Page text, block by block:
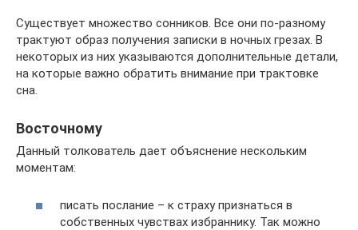
Существует множество сонников. Все они по-разному
трактуют образ получения записки в ночных грезах. В
некоторых из них указываются дополнительные детали,
на которые важно обратить внимание при трактовке
сна.
Восточному
Данный толкователь дает объяснение нескольким
моментам:
писать послание – к страху признаться в
собственных чувствах избраннику. Так можно